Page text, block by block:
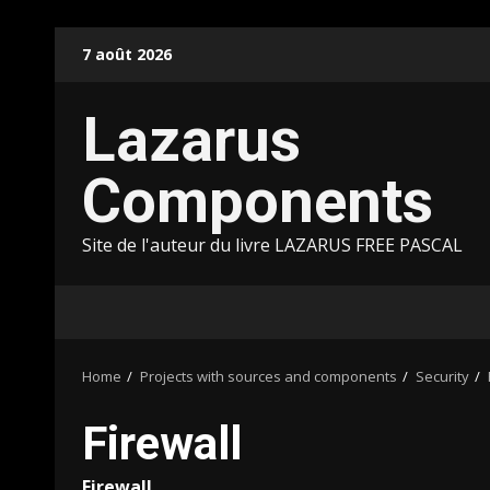
7 août 2026
Lazarus
Components
Site de l'auteur du livre LAZARUS FREE PASCAL
Home Projects with sources and components Security
Firewall